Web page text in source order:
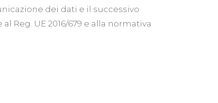
dei dati e il successivo
UE 2016/679 e alla normativa